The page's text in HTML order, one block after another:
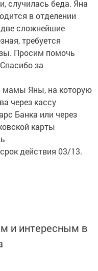
случилась беда. Яна
в отделении
сложнейшие
требуется
Просим помочь
за
мамы Яны, на которую
через кассу
Банка или через
карты
действия 03/13.
и интересным в